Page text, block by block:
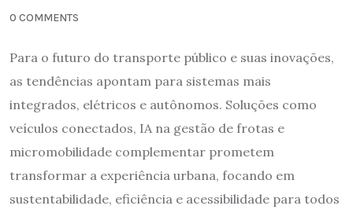
0 COMMENTS
Para o futuro do transporte público e suas inovações,
as tendências apontam para sistemas mais
integrados, elétricos e autônomos. Soluções como
veículos conectados, IA na gestão de frotas e
micromobilidade complementar prometem
transformar a experiência urbana, focando em
sustentabilidade, eficiência e acessibilidade para todos